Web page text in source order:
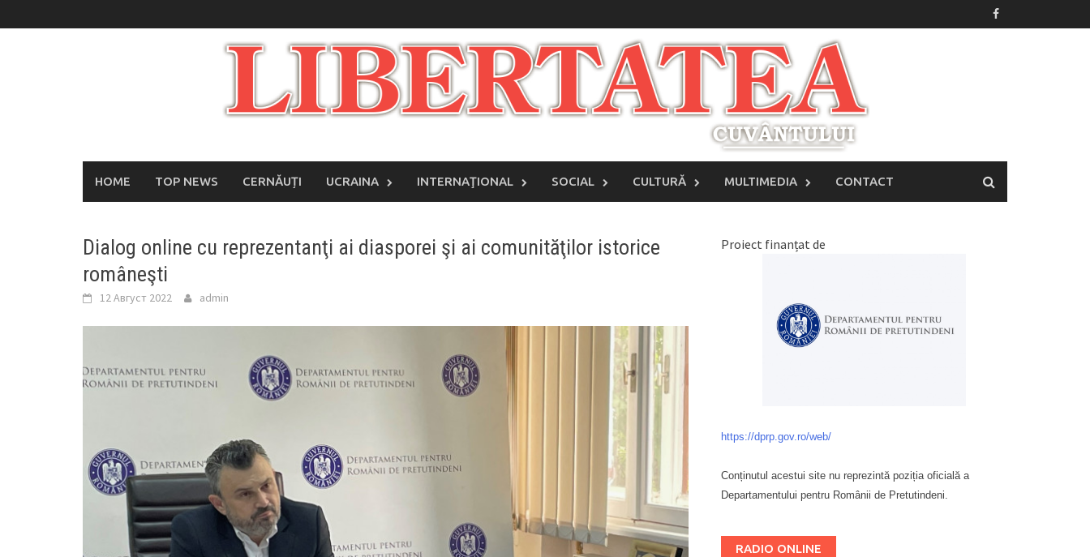
to
HOME TOP NEWS CERNĂUȚI UCRAINA INTERNAŢIONAL SOCIAL CULTURĂ MULTIMEDIA CONTACT
Dialog online cu reprezentanţi ai diasporei şi ai comunităţilor istorice
româneşti
12 Август 2022 admin
Proiect finanțat de
https://dprp.gov.ro/web/
Conținutul acestui site nu reprezintă poziția oficială a
Departamentului pentru Românii de Pretutindeni.
RADIO ONLINE